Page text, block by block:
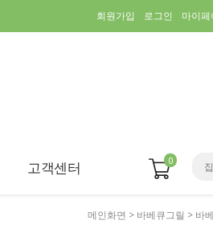
회원가입 로그인 마이페
고객센터 0
메인화면 > 바베큐그릴 > 바